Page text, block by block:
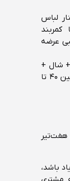
لباس
عرضه
+ شال +
کیف» میانگین سود هر فاکتور را بین ۴۰ تا
هفت‌تیر
باشد،